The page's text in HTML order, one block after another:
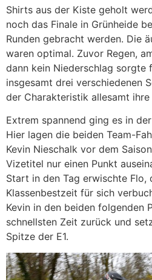
Shirts aus der Kiste geholt
noch das Finale in Grünheide
Runden gebracht werden. Die
waren optimal. Zuvor Regen,
dann kein Niederschlag sorgte
insgesamt drei verschiedenen
der Charakteristik allesamt
Extrem spannend ging es in
Hier lagen die beiden Team-
Kevin Nieschalk vor dem
Vizetitel nur einen Punkt
Start in den Tag erwischte Flo,
Klassenbestzeit für sich
Kevin in den beiden folgenden
schnellsten Zeit zurück und
Spitze der E1.